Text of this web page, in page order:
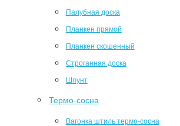
Палубная доска
Планкен прямой
Планкен скошенный
Строганная доска
Шпунт
Термо-сосна
Вагонка штиль термо-сосна